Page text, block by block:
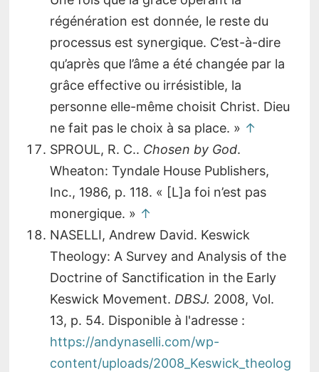
régénération est donnée, le reste du
processus est synergique. C’est-à-dire
qu’après que l’âme a été changée par la
grâce effective ou irrésistible, la
personne elle-même choisit Christ. Dieu
ne fait pas le choix à sa place. » ↑
SPROUL, R. C.. Chosen by God.
Wheaton: Tyndale House Publishers,
Inc., 1986, p. 118. « [L]a foi n’est pas
monergique. » ↑
NASELLI, Andrew David. Keswick
Theology: A Survey and Analysis of the
Doctrine of Sanctification in the Early
Keswick Movement. DBSJ. 2008, Vol.
13, p. 54. Disponible à l'adresse :
https://andynaselli.com/wp-
content/uploads/2008_Keswick_theolog